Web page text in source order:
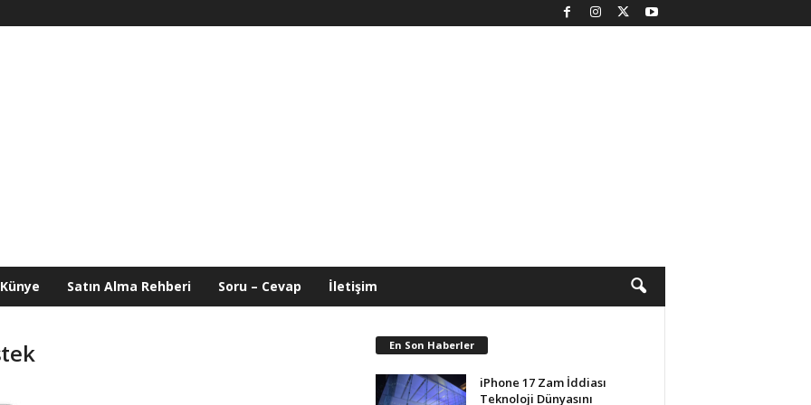
Künye Satın Alma Rehberi Soru – Cevap İletişim
En Son Haberler
iPhone 17 Zam İddiası
Teknoloji Dünyasını